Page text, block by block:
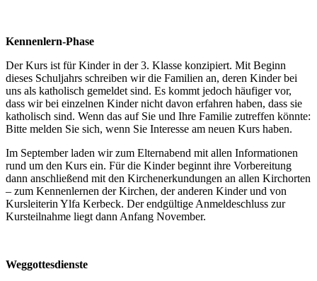
Kennenlern-Phase
Der Kurs ist für Kinder in der 3. Klasse konzipiert. Mit Beginn
dieses Schuljahrs schreiben wir die Familien an, deren Kinder bei
uns als katholisch gemeldet sind. Es kommt jedoch häufiger vor,
dass wir bei einzelnen Kinder nicht davon erfahren haben, dass sie
katholisch sind. Wenn das auf Sie und Ihre Familie zutreffen könnte:
Bitte melden Sie sich, wenn Sie Interesse am neuen Kurs haben.
Im September laden wir zum Elternabend mit allen Informationen
rund um den Kurs ein. Für die Kinder beginnt ihre Vorbereitung
dann anschließend mit den Kirchenerkundungen an allen Kirchorten
– zum Kennenlernen der Kirchen, der anderen Kinder und von
Kursleiterin Ylfa Kerbeck. Der endgültige Anmeldeschluss zur
Kursteilnahme liegt dann Anfang November.
Weggottesdienste